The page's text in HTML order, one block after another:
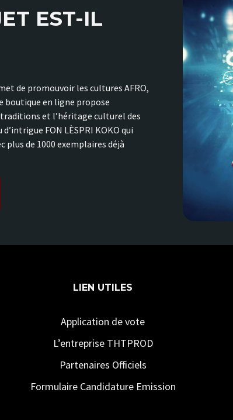
EST-IL
de promouvoir les cultures AFRO,
boutique en ligne propose
et l’héritage culturel des
FON LÈSPRI KOKO qui
plus de 1000 exemplaires déjà
LIEN UTILES
Application de vote
L’entreprise THTPROD
Partenaires Officiels
Formulaire Candidature Emission